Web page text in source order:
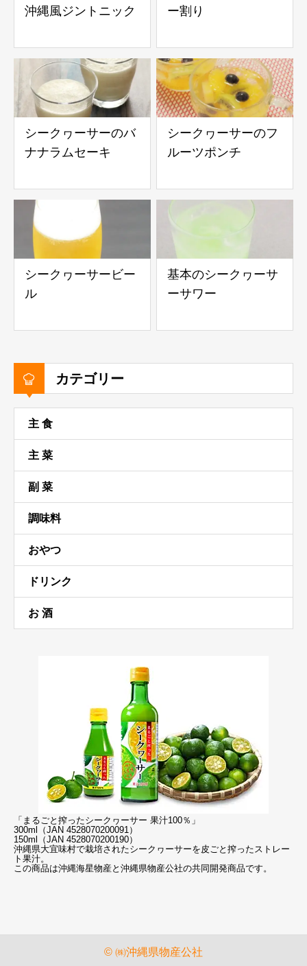
沖縄風ジントニック
ー割り
シークヮーサーのバ
ナナラムセーキ
シークヮーサーのフ
ルーツポンチ
シークヮーサービー
ル
基本のシークヮーサ
ーサワー
カテゴリー
主 食
主 菜
副 菜
調味料
おやつ
ドリンク
お 酒
「まるごと搾ったシークヮーサー 果汁100％」
300ml（JAN 4528070200091）
150ml（JAN 4528070200190）
沖縄県大宜味村で栽培されたシークヮーサーを皮ごと搾ったストレー
ト果汁。
この商品は沖縄海星物産と沖縄県物産公社の共同開発商品です。
© ㈱沖縄県物産公社